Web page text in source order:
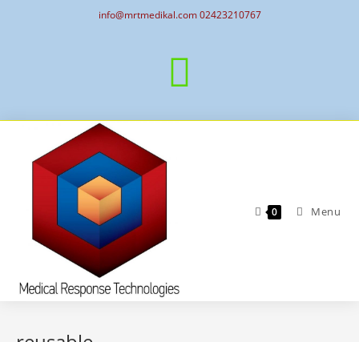
info@mrtmedikal.com 02423210767
0 Menu